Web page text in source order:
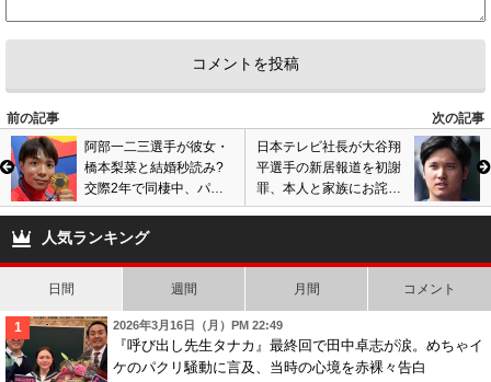
前の記事
次の記事
阿部一二三選手が彼女・
橋本梨菜と結婚秒読み?
交際2年で同棲中、パリ
五輪の試合会場で応援姿
も話題に。画像あり
日本テレビ社長が大谷翔
平選手の新居報道を初謝
罪、本人と家族にお詫
び。豪邸売却話浮上でバ
人気ランキング
日間 週間 月間 コメント
2026年3月16日（月）PM 22:49
『呼び出し先生タナカ』最終回で田中卓志が涙。めちゃイ
ケのパクリ騒動に言及、当時の心境を赤裸々告白